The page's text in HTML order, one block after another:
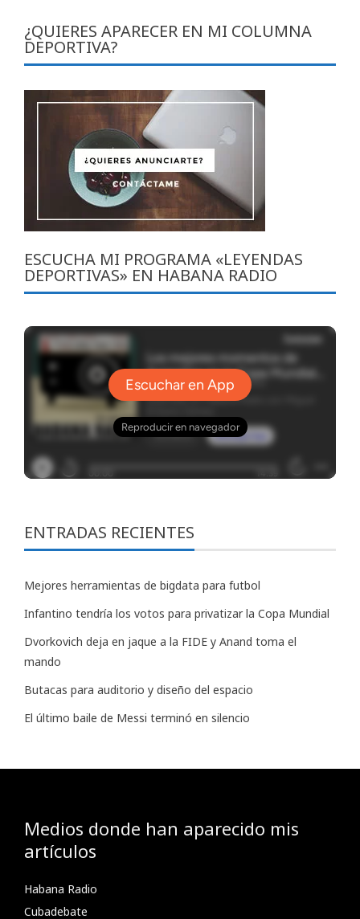
¿QUIERES APARECER EN MI COLUMNA
DEPORTIVA?
ESCUCHA MI PROGRAMA «LEYENDAS
DEPORTIVAS» EN HABANA RADIO
ENTRADAS RECIENTES
Mejores herramientas de bigdata para futbol
Infantino tendría los votos para privatizar la Copa Mundial
Dvorkovich deja en jaque a la FIDE y Anand toma el
mando
Butacas para auditorio y diseño del espacio
El último baile de Messi terminó en silencio
Medios donde han aparecido mis
artículos
Habana Radio
Cubadebate